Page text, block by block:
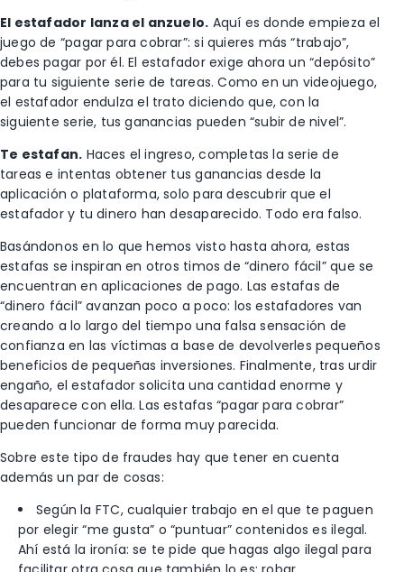
El estafador lanza el anzuelo. Aquí es donde empieza el
juego de “pagar para cobrar”: si quieres más “trabajo”,
debes pagar por él. El estafador exige ahora un “depósito”
para tu siguiente serie de tareas. Como en un videojuego,
el estafador endulza el trato diciendo que, con la
siguiente serie, tus ganancias pueden “subir de nivel”.
Te estafan. Haces el ingreso, completas la serie de
tareas e intentas obtener tus ganancias desde la
aplicación o plataforma, solo para descubrir que el
estafador y tu dinero han desaparecido. Todo era falso.
Basándonos en lo que hemos visto hasta ahora, estas
estafas se inspiran en otros timos de “dinero fácil” que se
encuentran en aplicaciones de pago. Las estafas de
“dinero fácil” avanzan poco a poco: los estafadores van
creando a lo largo del tiempo una falsa sensación de
confianza en las víctimas a base de devolverles pequeños
beneficios de pequeñas inversiones. Finalmente, tras urdir
engaño, el estafador solicita una cantidad enorme y
desaparece con ella. Las estafas “pagar para cobrar”
pueden funcionar de forma muy parecida.
Sobre este tipo de fraudes hay que tener en cuenta
además un par de cosas:
Según la FTC, cualquier trabajo en el que te paguen
por elegir “me gusta” o “puntuar” contenidos es ilegal.
Ahí está la ironía: se te pide que hagas algo ilegal para